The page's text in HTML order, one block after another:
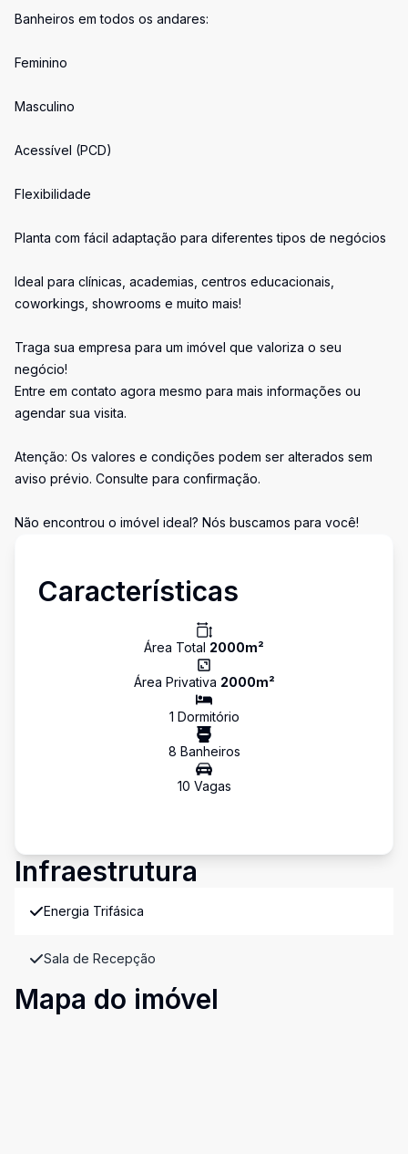
Banheiros em todos os andares:
Feminino
Masculino
Acessível (PCD)
Flexibilidade
Planta com fácil adaptação para diferentes tipos de negócios
Ideal para clínicas, academias, centros educacionais,
coworkings, showrooms e muito mais!
Traga sua empresa para um imóvel que valoriza o seu
negócio!
Entre em contato agora mesmo para mais informações ou
agendar sua visita.
Atenção: Os valores e condições podem ser alterados sem
aviso prévio. Consulte para confirmação.
Não encontrou o imóvel ideal? Nós buscamos para você!
Características
Área Total 2000m²
Área Privativa 2000m²
1 Dormitório
8 Banheiros
10 Vagas
Infraestrutura
Energia Trifásica
Sala de Recepção
Mapa do imóvel